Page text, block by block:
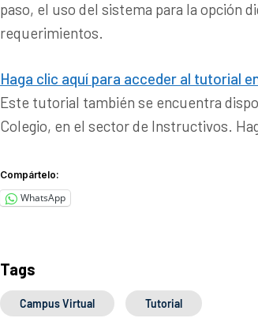
paso, el uso del sistema para la opción
requerimientos.
Haga clic aquí para acceder al tutorial
Este tutorial también se encuentra
Colegio, en el sector de Instructivos.
Compártelo:
WhatsApp
Tags
Campus Virtual Tutorial